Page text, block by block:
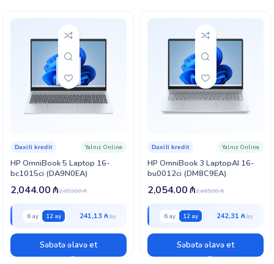
HP OmniBook 5 Laptop 16-
bc1015ci (DA9N0EA)
Daxili kredit Yalnız Online
2,453.00₼
2,044.00₼
6 ay 12 ay 241,13 ₼
Səbətə əlavə et
HP OmniBook 3 LaptopAI 16-
bu0012ci (DM8C9EA)
Daxili kredit Yalnız Online
2,465.00₼
2,054.00₼
6 ay 12 ay 242,31 ₼
Səbətə əlavə et